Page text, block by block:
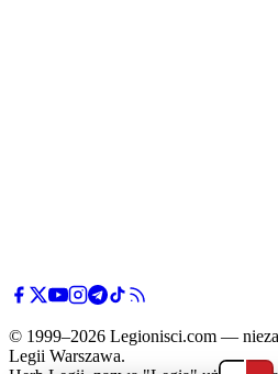
© 1999–2026 Legionisci.com —
Legii Warszawa.